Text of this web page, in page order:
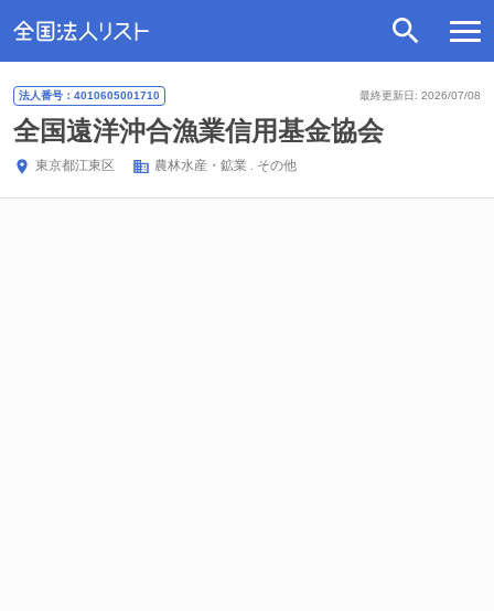
最終更新日: 2026/07/08
法人番号：4010605001710
全国遠洋沖合漁業信用基金協会
東京都江東区 農林水産・鉱業 その他